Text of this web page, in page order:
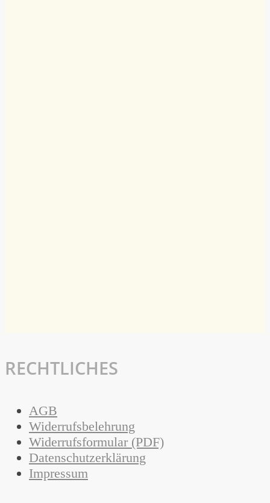
RECHTLICHES
AGB
Widerrufsbelehrung
Widerrufsformular (PDF)
Datenschutzerklärung
Impressum